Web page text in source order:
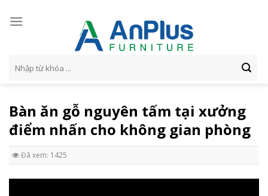
kiếm:
Bàn ăn gỗ nguyên tấm tại xưởng
điểm nhấn cho không gian phòng
Đã xem: 1425